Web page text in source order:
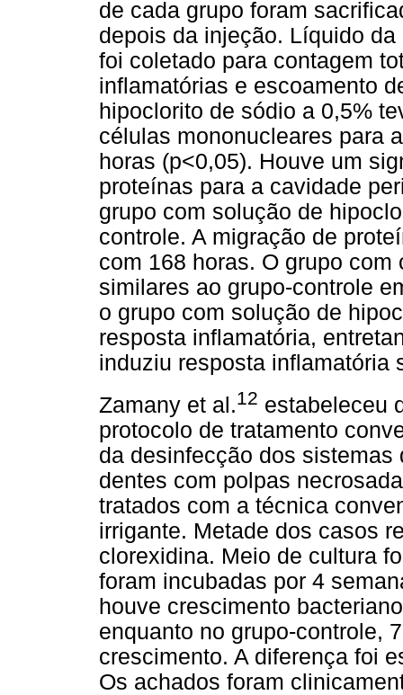
de cada grupo foram
depois da injeção. Líquido
foi coletado para contagem
inflamatórias e escoamento
hipoclorito de sódio a 0,5%
células mononucleares para
horas (p<0,05). Houve um
proteínas para a cavidade
grupo com solução de
controle. A migração de
com 168 horas. O grupo
similares ao grupo-controle
o grupo com solução de
resposta inflamatória,
induziu resposta inflamatória
Zamany et al.12 estabeleceu
protocolo de tratamento
da desinfecção dos
dentes com polpas
tratados com a técnica
irrigante. Metade dos casos
clorexidina. Meio de cultura
foram incubadas por 4
houve crescimento
enquanto no grupo-controle,
crescimento. A diferença foi
Os achados foram